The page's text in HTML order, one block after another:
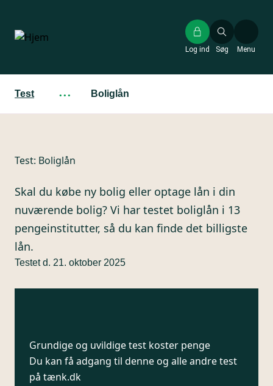
hovedindhold
Søg
Log ind Menu
Test ··· Boliglån
Test: Boliglån
Skal du købe ny bolig eller optage lån i din
nuværende bolig? Vi har testet boliglån i 13
pengeinstitutter, så du kan finde det billigste
lån.
Testet d. 21. oktober 2025
Grundige og uvildige test koster penge
Du kan få adgang til denne og alle andre test
på tænk.dk